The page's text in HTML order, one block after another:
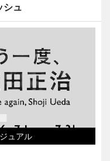
シュ
ュアル